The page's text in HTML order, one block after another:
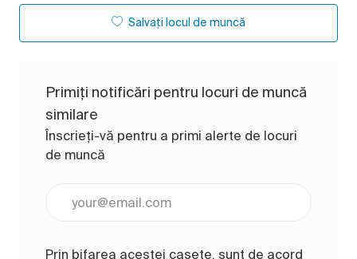
Salvați locul de muncă
Primiți notificări pentru locuri de muncă
similare
Înscrieți-vă pentru a primi alerte de locuri
de muncă
Prin bifarea acestei casete, sunt de acord